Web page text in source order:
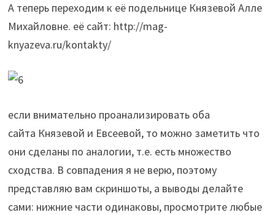
А теперь переходим к её подельнице Князевой Алле
Михайловне. её сайт: http://mag-
knyazeva.ru/kontakty/
если внимательно проанализировать оба
сайта Князевой и Евсеевой, то можно заметить что
они сделаны по аналогии, т.е. есть множество
сходства. В совпадения я не верю, поэтому
представляю вам скриншоты, а выводы делайте
сами: нижние части одинаковы, просмотрите любые